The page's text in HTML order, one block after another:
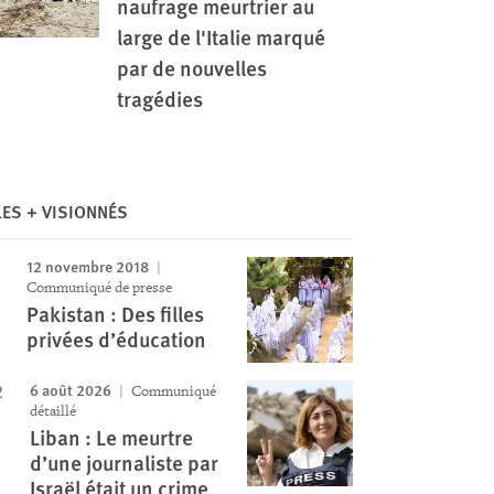
naufrage meurtrier au
large de l'Italie marqué
par de nouvelles
tragédies
+ VISIONNÉS
12 novembre 2018
Communiqué de presse
Pakistan : Des filles
privées d’éducation
6 août 2026
Communiqué
détaillé
Liban : Le meurtre
d’une journaliste par
Israël était un crime